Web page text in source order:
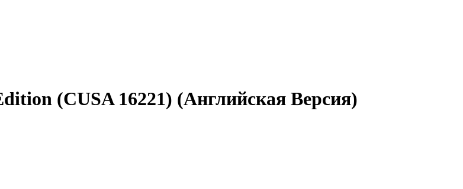
(CUSA 16221) (Английская Версия)